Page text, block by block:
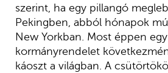
szerint, ha egy pillangó
Pekingben, abból hónapok
New Yorkban. Most éppen
kormányrendelet
káoszt a világban. A